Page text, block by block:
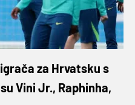
za Hrvatsku s
Vini Jr., Raphinha,